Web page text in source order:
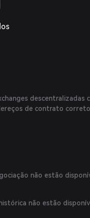
descentralizadas
de contrato
não estão
não estão